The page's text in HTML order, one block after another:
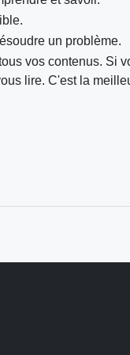
un problème.
vos contenus. Si
lire. C'est la